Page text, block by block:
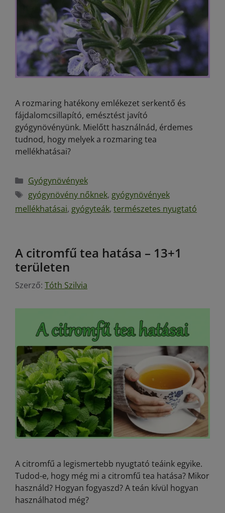
A rozmaring hatékony emlékezet serkentő és
fájdalomcsillapító, emésztést javító
gyógynövényünk. Mielőtt használnád, érdemes
tudnod, hogy melyek a rozmaring tea
mellékhatásai?
Gyógynövények
gyógynövény nőknek, gyógynövények
mellékhatásai, gyógyteák, természetes nyugtató
A citromfű tea hatása – 13+1
területen
Szerző: Tóth Szilvia
A citromfű a legismertebb nyugtató teáink egyike.
Tudod-e, hogy még mi a citromfű tea hatása? Mikor
használd? Hogyan fogyaszd? A teán kívül hogyan
használhatod még?